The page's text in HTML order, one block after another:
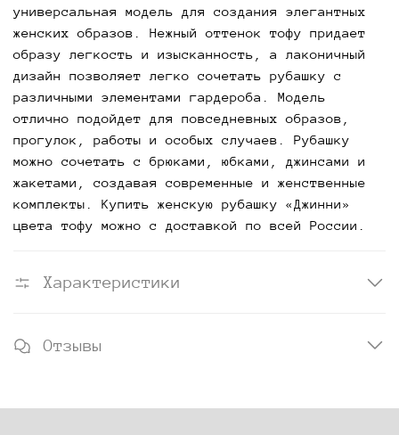
универсальная модель для создания элегантных
женских образов. Нежный оттенок тофу придает
образу легкость и изысканность, а лаконичный
дизайн позволяет легко сочетать рубашку с
различными элементами гардероба. Модель
отлично подойдет для повседневных образов,
прогулок, работы и особых случаев. Рубашку
можно сочетать с брюками, юбками, джинсами и
жакетами, создавая современные и женственные
комплекты. Купить женскую рубашку «Джинни»
цвета тофу можно с доставкой по всей России.
Характеристики
Отзывы